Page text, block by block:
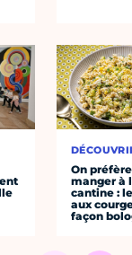
On préfère
manger à
cantine :
aux
façon